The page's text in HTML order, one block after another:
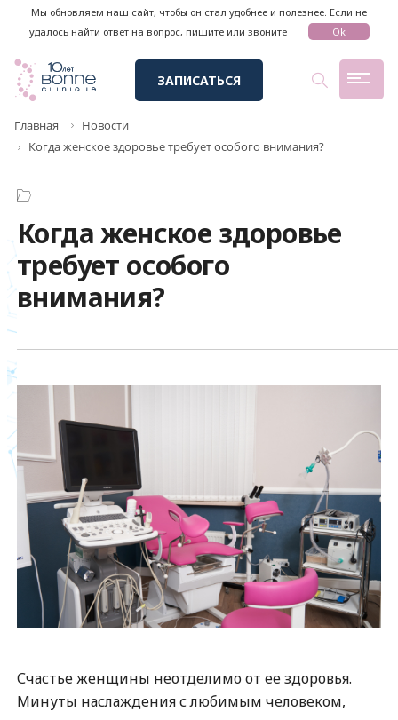
Мы обновляем наш сайт, чтобы он стал удобнее и полезнее. Если не
удалось найти ответ на вопрос, пишите или звоните
Ok
ЗАПИСАТЬСЯ
Главная
Новости
Когда женское здоровье требует особого внимания?
Когда женское здоровье
требует особого
внимания?
Счастье женщины неотделимо от ее здоровья.
Минуты наслаждения с любимым человеком,